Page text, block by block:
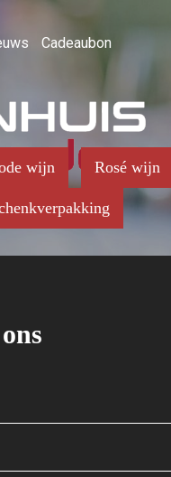
Cadeaubon
wijn Rosé wijn